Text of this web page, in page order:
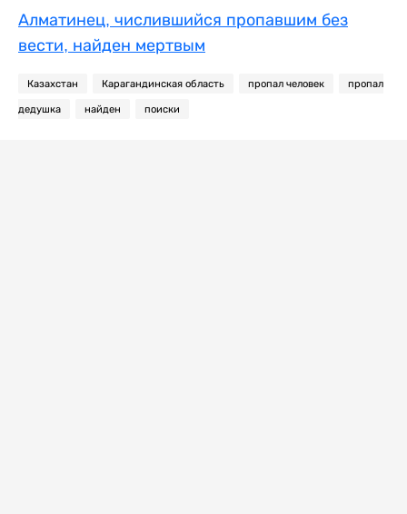
Алматинец, числившийся пропавшим без
вести, найден мертвым
Казахстан Карагандинская область пропал человек пропал
дедушка найден поиски